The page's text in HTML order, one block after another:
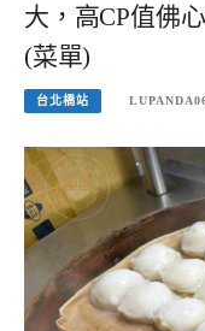
大，高CP值佛
(菜單)
台北橋站